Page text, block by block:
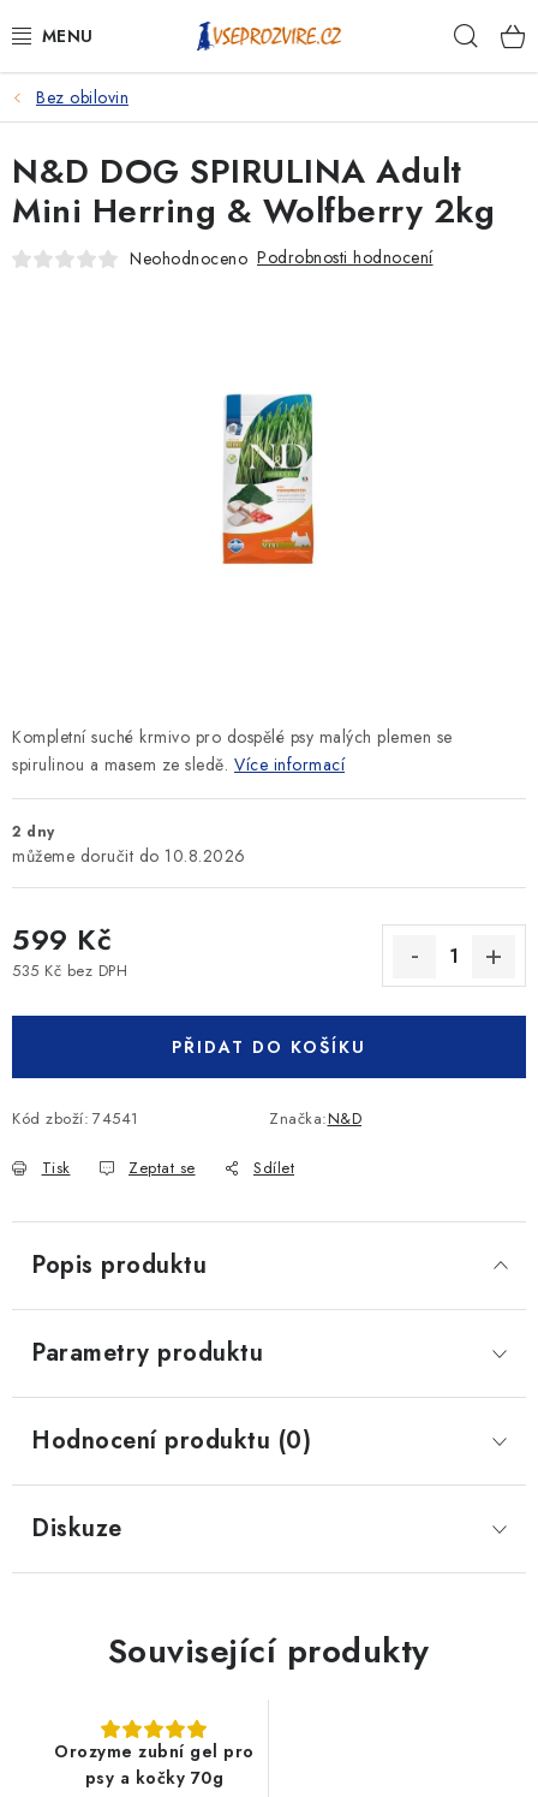
na
PSI
KOČKY
KONĚ
KRÁLÍCI/HLODAVCI/PTÁCI
Bez obilovin
Kompletní suché krmivo pro dospělé psy malých plemen se
spirulinou a masem ze sledě. Více informací
2 dny
10.8.2026
599 Kč
535 Kč bez DPH
PŘIDAT DO KOŠÍKU
Kód zboží: 74541 Značka:N&D
Tisk Zeptat se Sdílet
N&D DOG SPIRULINA Adult
Mini Herring & Wolfberry 2kg
Neohodnoceno Podrobnosti hodnocení
Popis produktu
Parametry produktu
Hodnocení produktu (0)
Diskuze
Související produkty
Orozyme zubní gel pro
psy a kočky 70g